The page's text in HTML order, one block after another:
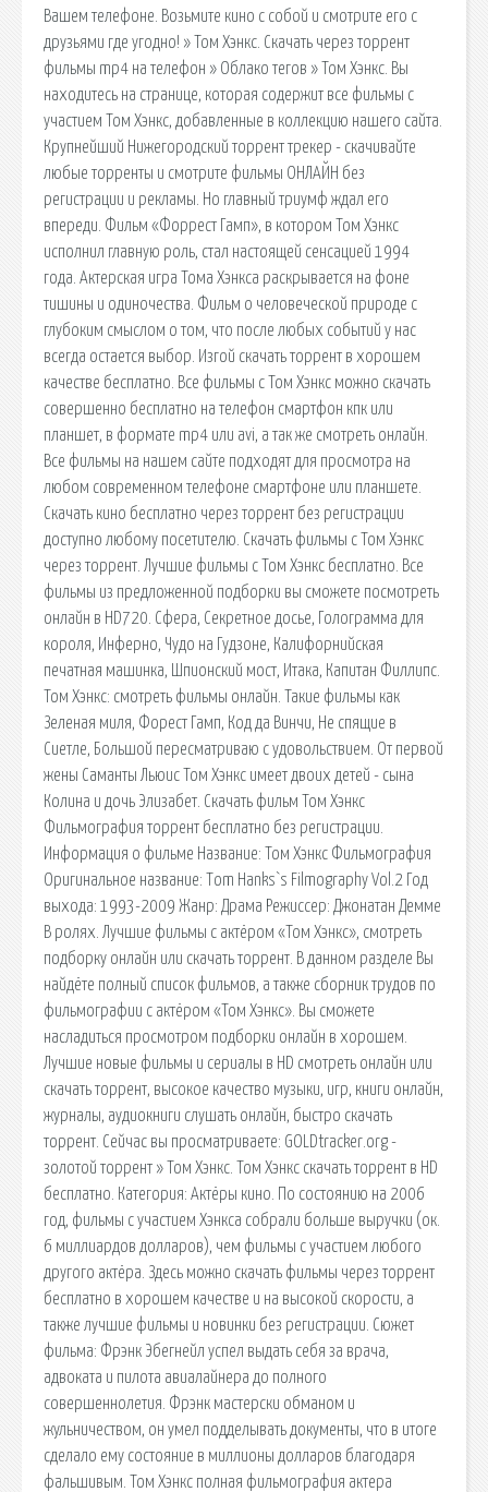
Вашем телефоне. Возьмите кино с собой и смотрите его с
друзьями где угодно! » Том Хэнкс. Скачать через торрент
фильмы mp4 на телефон » Облако тегов » Том Хэнкс. Вы
находитесь на странице, которая содержит все фильмы с
участием Том Хэнкс, добавленные в коллекцию нашего сайта.
Крупнейший Нижегородский торрент трекер - скачивайте
любые торренты и смотрите фильмы ОНЛАЙН без
регистрации и рекламы. Но главный триумф ждал его
впереди. Фильм «Форрест Гамп», в котором Том Хэнкс
исполнил главную роль, стал настоящей сенсацией 1994
года. Актерская игра Тома Хэнкса раскрывается на фоне
тишины и одиночества. Фильм о человеческой природе с
глубоким смыслом о том, что после любых событий у нас
всегда остается выбор. Изгой скачать торрент в хорошем
качестве бесплатно. Все фильмы с Том Хэнкс можно скачать
совершенно бесплатно на телефон смартфон кпк или
планшет, в формате mp4 или avi, а так же смотреть онлайн.
Все фильмы на нашем сайте подходят для просмотра на
любом современном телефоне смартфоне или планшете.
Скачать кино бесплатно через торрент без регистрации
доступно любому посетителю. Скачать фильмы с Том Хэнкс
через торрент. Лучшие фильмы с Том Хэнкс бесплатно. Все
фильмы из предложенной подборки вы сможете посмотреть
онлайн в HD720. Сфера, Секретное досье, Голограмма для
короля, Инферно, Чудо на Гудзоне, Калифорнийская
печатная машинка, Шпионский мост, Итака, Капитан Филлипс.
Том Хэнкс: смотреть фильмы онлайн. Такие фильмы как
Зеленая миля, Форест Гамп, Код да Винчи, Не спящие в
Сиетле, Большой пересматриваю с удовольствием. От первой
жены Саманты Льюис Том Хэнкс имеет двоих детей - сына
Колина и дочь Элизабет. Скачать фильм Том Хэнкс
Фильмография торрент бесплатно без регистрации.
Информация о фильме Название: Том Хэнкс Фильмография
Оригинальное название: Tоm Hаnks`s Fіlmоgrарhу Vоl.2 Год
выхода: 1993-2009 Жанр: Драма Режиссер: Джонатан Демме
В ролях. Лучшие фильмы с актёром «Том Хэнкс», смотреть
подборку онлайн или скачать торрент. В данном разделе Вы
найдёте полный список фильмов, а также сборник трудов по
фильмографии с актёром «Том Хэнкс». Вы сможете
насладиться просмотром подборки онлайн в хорошем.
Лучшие новые фильмы и сериалы в HD смотреть онлайн или
скачать торрент, высокое качество музыки, игр, книги онлайн,
журналы, аудиокниги слушать онлайн, быстро скачать
торрент. Сейчас вы просматриваете: GOLDtracker.org -
золотой торрент » Том Хэнкс. Том Хэнкс скачать торрент в HD
бесплатно. Категория: Актёры кино. По состоянию на 2006
год, фильмы с участием Хэнкса собрали больше выручки (ок.
6 миллиардов долларов), чем фильмы с участием любого
другого актёра. Здесь можно cкачать фильмы через торрент
бесплатно в хорошем качестве и на высокой скорости, а
также лучшие фильмы и новинки без регистрации. Сюжет
фильма: Фрэнк Эбегнейл успел выдать себя за врача,
адвоката и пилота авиалайнера до полного
совершеннолетия. Фрэнк мастерски обманом и
жульничеством, он умел подделывать документы, что в итоге
сделало ему состояние в миллионы долларов благодаря
фальшивым. Том Хэнкс полная фильмография актера